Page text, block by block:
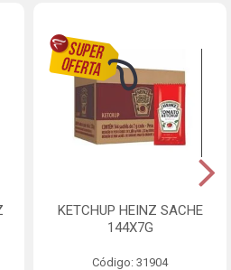
KETCHUP HEINZ SACHE
144X7G
Código: 31904